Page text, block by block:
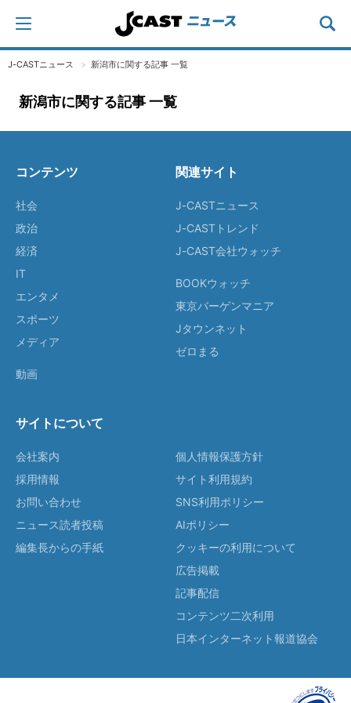
J-CASTニュース 新潟市に関する記事 一覧
新潟市に関する記事 一覧
コンテンツ
社会
政治
経済
IT
エンタメ
スポーツ
メディア
動画
関連サイト
J-CASTニュース
J-CASTトレンド
J-CAST会社ウォッチ
BOOKウォッチ
東京バーゲンマニア
Jタウンネット
ゼロまる
サイトについて
会社案内
採用情報
お問い合わせ
ニュース読者投稿
編集長からの手紙
個人情報保護方針
サイト利用規約
SNS利用ポリシー
AIポリシー
クッキーの利用について
広告掲載
記事配信
コンテンツ二次利用
日本インターネット報道協会